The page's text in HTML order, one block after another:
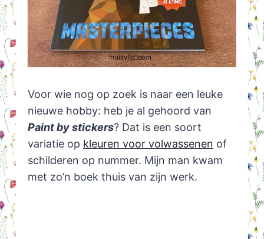
Voor wie nog op zoek is naar een leuke
nieuwe hobby: heb je al gehoord van
Paint by stickers? Dat is een soort
variatie op kleuren voor volwassenen of
schilderen op nummer. Mijn man kwam
met zo’n boek thuis van zijn werk.